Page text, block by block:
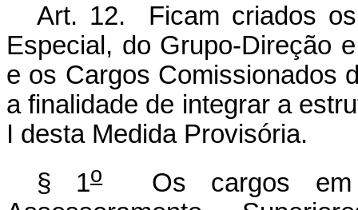
Art. 12. Ficam criados
Especial, do Grupo-Direção
e os Cargos Comissionados
a finalidade de integrar a
I desta Medida Provisória.
§ 1oOs cargos em